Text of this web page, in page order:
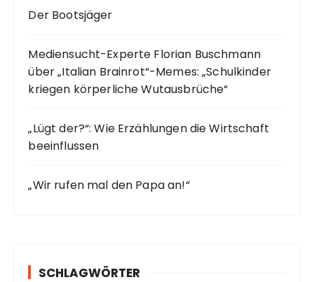
Der Bootsjäger
Mediensucht-Experte Florian Buschmann
über „Italian Brainrot“-Memes: „Schulkinder
kriegen körperliche Wutausbrüche“
„Lügt der?“: Wie Erzählungen die Wirtschaft
beeinflussen
„Wir rufen mal den Papa an!“
SCHLAGWÖRTER